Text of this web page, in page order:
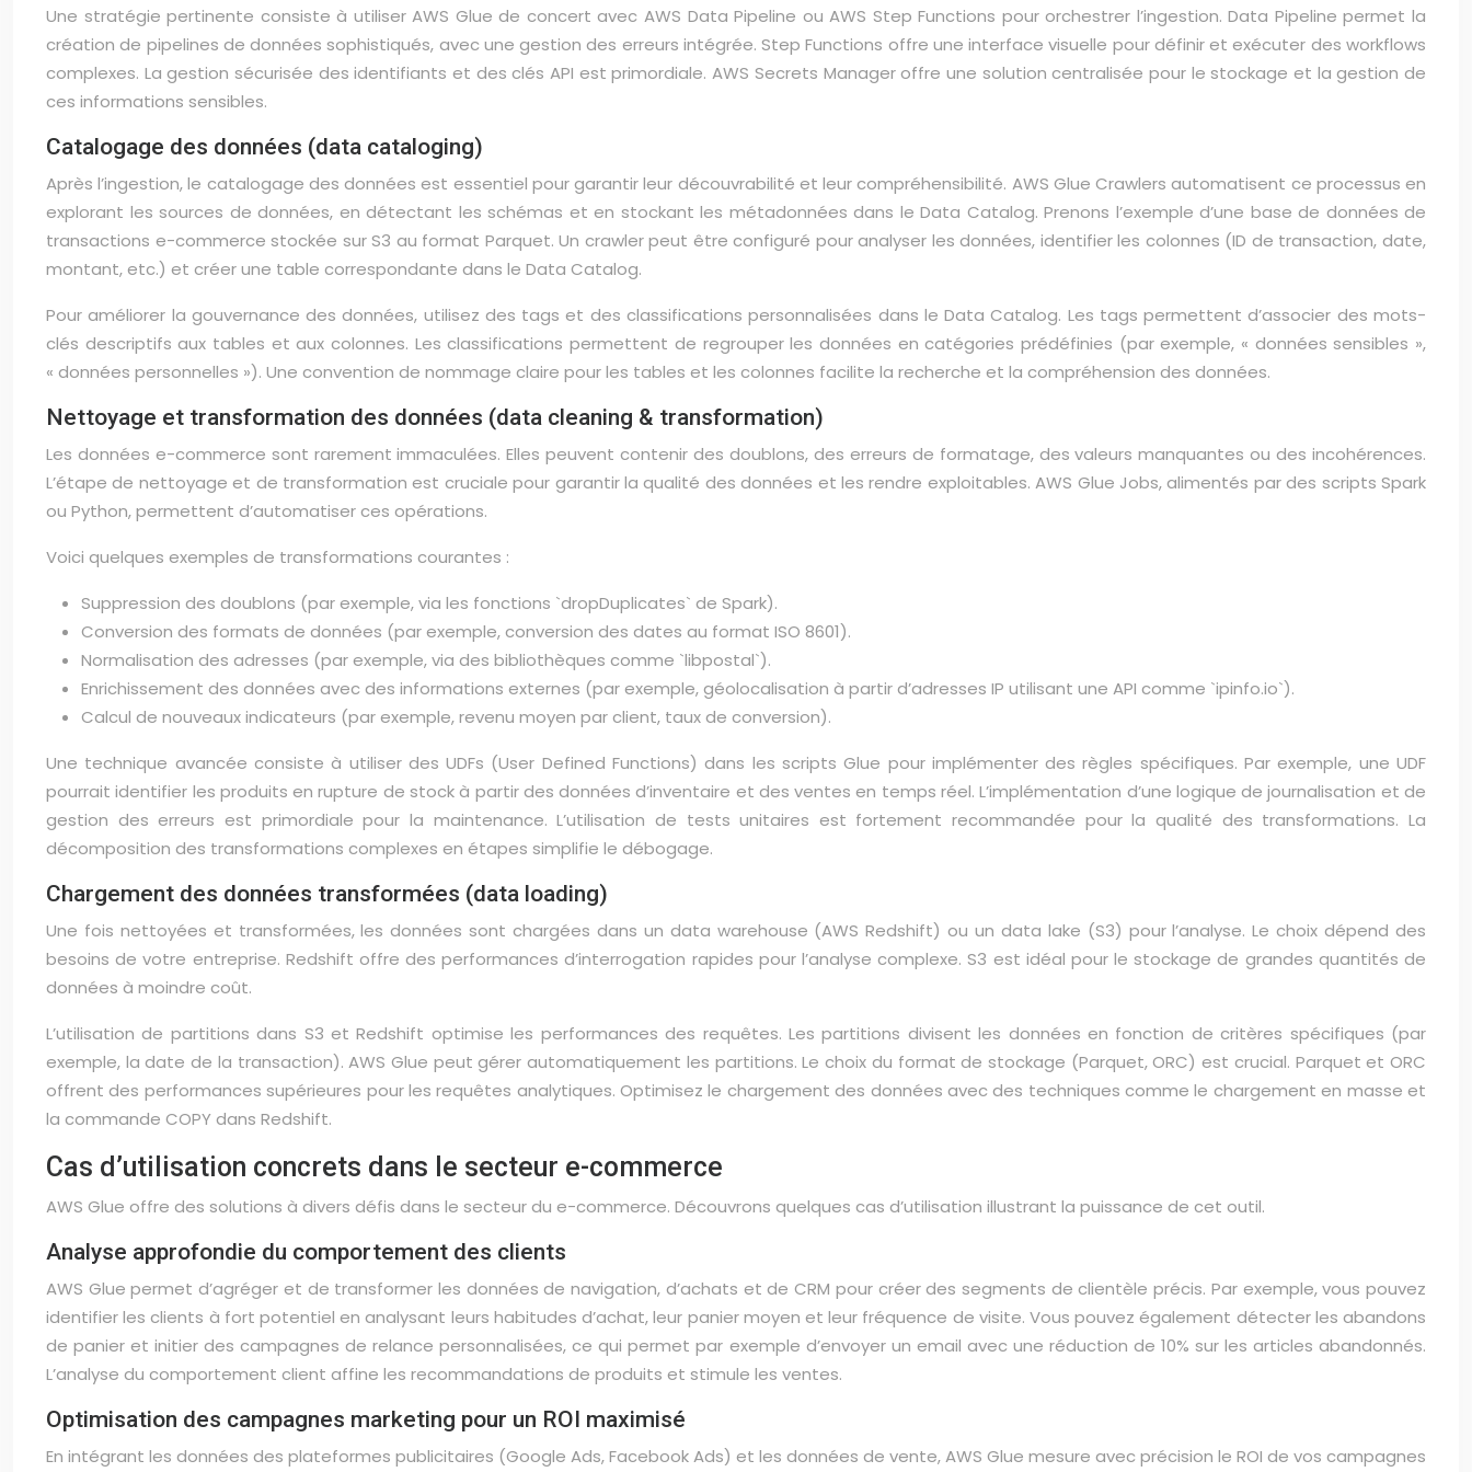
Une stratégie pertinente consiste à utiliser AWS Glue de concert avec AWS Data Pipeline ou AWS Step Functions pour orchestrer l’ingestion. Data Pipeline permet la
création de pipelines de données sophistiqués, avec une gestion des erreurs intégrée. Step Functions offre une interface visuelle pour définir et exécuter des workflows
complexes. La gestion sécurisée des identifiants et des clés API est primordiale. AWS Secrets Manager offre une solution centralisée pour le stockage et la gestion de
ces informations sensibles.
Catalogage des données (data cataloging)
Après l’ingestion, le catalogage des données est essentiel pour garantir leur découvrabilité et leur compréhensibilité. AWS Glue Crawlers automatisent ce processus en
explorant les sources de données, en détectant les schémas et en stockant les métadonnées dans le Data Catalog. Prenons l’exemple d’une base de données de
transactions e-commerce stockée sur S3 au format Parquet. Un crawler peut être configuré pour analyser les données, identifier les colonnes (ID de transaction, date,
montant, etc.) et créer une table correspondante dans le Data Catalog.
Pour améliorer la gouvernance des données, utilisez des tags et des classifications personnalisées dans le Data Catalog. Les tags permettent d’associer des mots-
clés descriptifs aux tables et aux colonnes. Les classifications permettent de regrouper les données en catégories prédéfinies (par exemple, « données sensibles »,
« données personnelles »). Une convention de nommage claire pour les tables et les colonnes facilite la recherche et la compréhension des données.
Nettoyage et transformation des données (data cleaning & transformation)
Les données e-commerce sont rarement immaculées. Elles peuvent contenir des doublons, des erreurs de formatage, des valeurs manquantes ou des incohérences.
L’étape de nettoyage et de transformation est cruciale pour garantir la qualité des données et les rendre exploitables. AWS Glue Jobs, alimentés par des scripts Spark
ou Python, permettent d’automatiser ces opérations.
Voici quelques exemples de transformations courantes :
Suppression des doublons (par exemple, via les fonctions `dropDuplicates` de Spark).
Conversion des formats de données (par exemple, conversion des dates au format ISO 8601).
Normalisation des adresses (par exemple, via des bibliothèques comme `libpostal`).
Enrichissement des données avec des informations externes (par exemple, géolocalisation à partir d’adresses IP utilisant une API comme `ipinfo.io`).
Calcul de nouveaux indicateurs (par exemple, revenu moyen par client, taux de conversion).
Une technique avancée consiste à utiliser des UDFs (User Defined Functions) dans les scripts Glue pour implémenter des règles spécifiques. Par exemple, une UDF
pourrait identifier les produits en rupture de stock à partir des données d’inventaire et des ventes en temps réel. L’implémentation d’une logique de journalisation et de
gestion des erreurs est primordiale pour la maintenance. L’utilisation de tests unitaires est fortement recommandée pour la qualité des transformations. La
décomposition des transformations complexes en étapes simplifie le débogage.
Chargement des données transformées (data loading)
Une fois nettoyées et transformées, les données sont chargées dans un data warehouse (AWS Redshift) ou un data lake (S3) pour l’analyse. Le choix dépend des
besoins de votre entreprise. Redshift offre des performances d’interrogation rapides pour l’analyse complexe. S3 est idéal pour le stockage de grandes quantités de
données à moindre coût.
L’utilisation de partitions dans S3 et Redshift optimise les performances des requêtes. Les partitions divisent les données en fonction de critères spécifiques (par
exemple, la date de la transaction). AWS Glue peut gérer automatiquement les partitions. Le choix du format de stockage (Parquet, ORC) est crucial. Parquet et ORC
offrent des performances supérieures pour les requêtes analytiques. Optimisez le chargement des données avec des techniques comme le chargement en masse et
la commande COPY dans Redshift.
Cas d’utilisation concrets dans le secteur e-commerce
AWS Glue offre des solutions à divers défis dans le secteur du e-commerce. Découvrons quelques cas d’utilisation illustrant la puissance de cet outil.
Analyse approfondie du comportement des clients
AWS Glue permet d’agréger et de transformer les données de navigation, d’achats et de CRM pour créer des segments de clientèle précis. Par exemple, vous pouvez
identifier les clients à fort potentiel en analysant leurs habitudes d’achat, leur panier moyen et leur fréquence de visite. Vous pouvez également détecter les abandons
de panier et initier des campagnes de relance personnalisées, ce qui permet par exemple d’envoyer un email avec une réduction de 10% sur les articles abandonnés.
L’analyse du comportement client affine les recommandations de produits et stimule les ventes.
Optimisation des campagnes marketing pour un ROI maximisé
En intégrant les données des plateformes publicitaires (Google Ads, Facebook Ads) et les données de vente, AWS Glue mesure avec précision le ROI de vos campagnes